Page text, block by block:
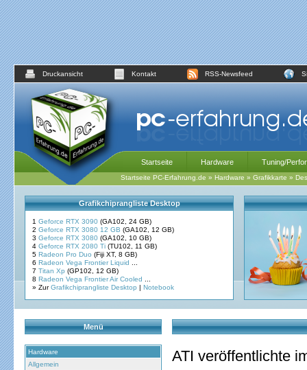
Druckansicht Kontakt RSS-Newsfeed
Startseite Hardware Tuning/
Startseite PC-Erfahrung.de » Hardware » Grafikkarte »
Grafikchiprangliste Desktop
1 Geforce RTX 3090 (GA102, 24 GB)
2 Geforce RTX 3080 12 GB (GA102, 12 GB)
3 Geforce RTX 3080 (GA102, 10 GB)
4 Geforce RTX 2080 Ti (TU102, 11 GB)
5 Radeon Pro Duo (Fiji XT, 8 GB)
6 Radeon Vega Frontier Liquid
7 Titan Xp (GP102, 12 GB)
8 Radeon Vega Frontier Air Cooled
» ZurGrafikchiprangliste Desktop | Notebook
Menü
Hardware
Allgemein
ATI veröffentlichte